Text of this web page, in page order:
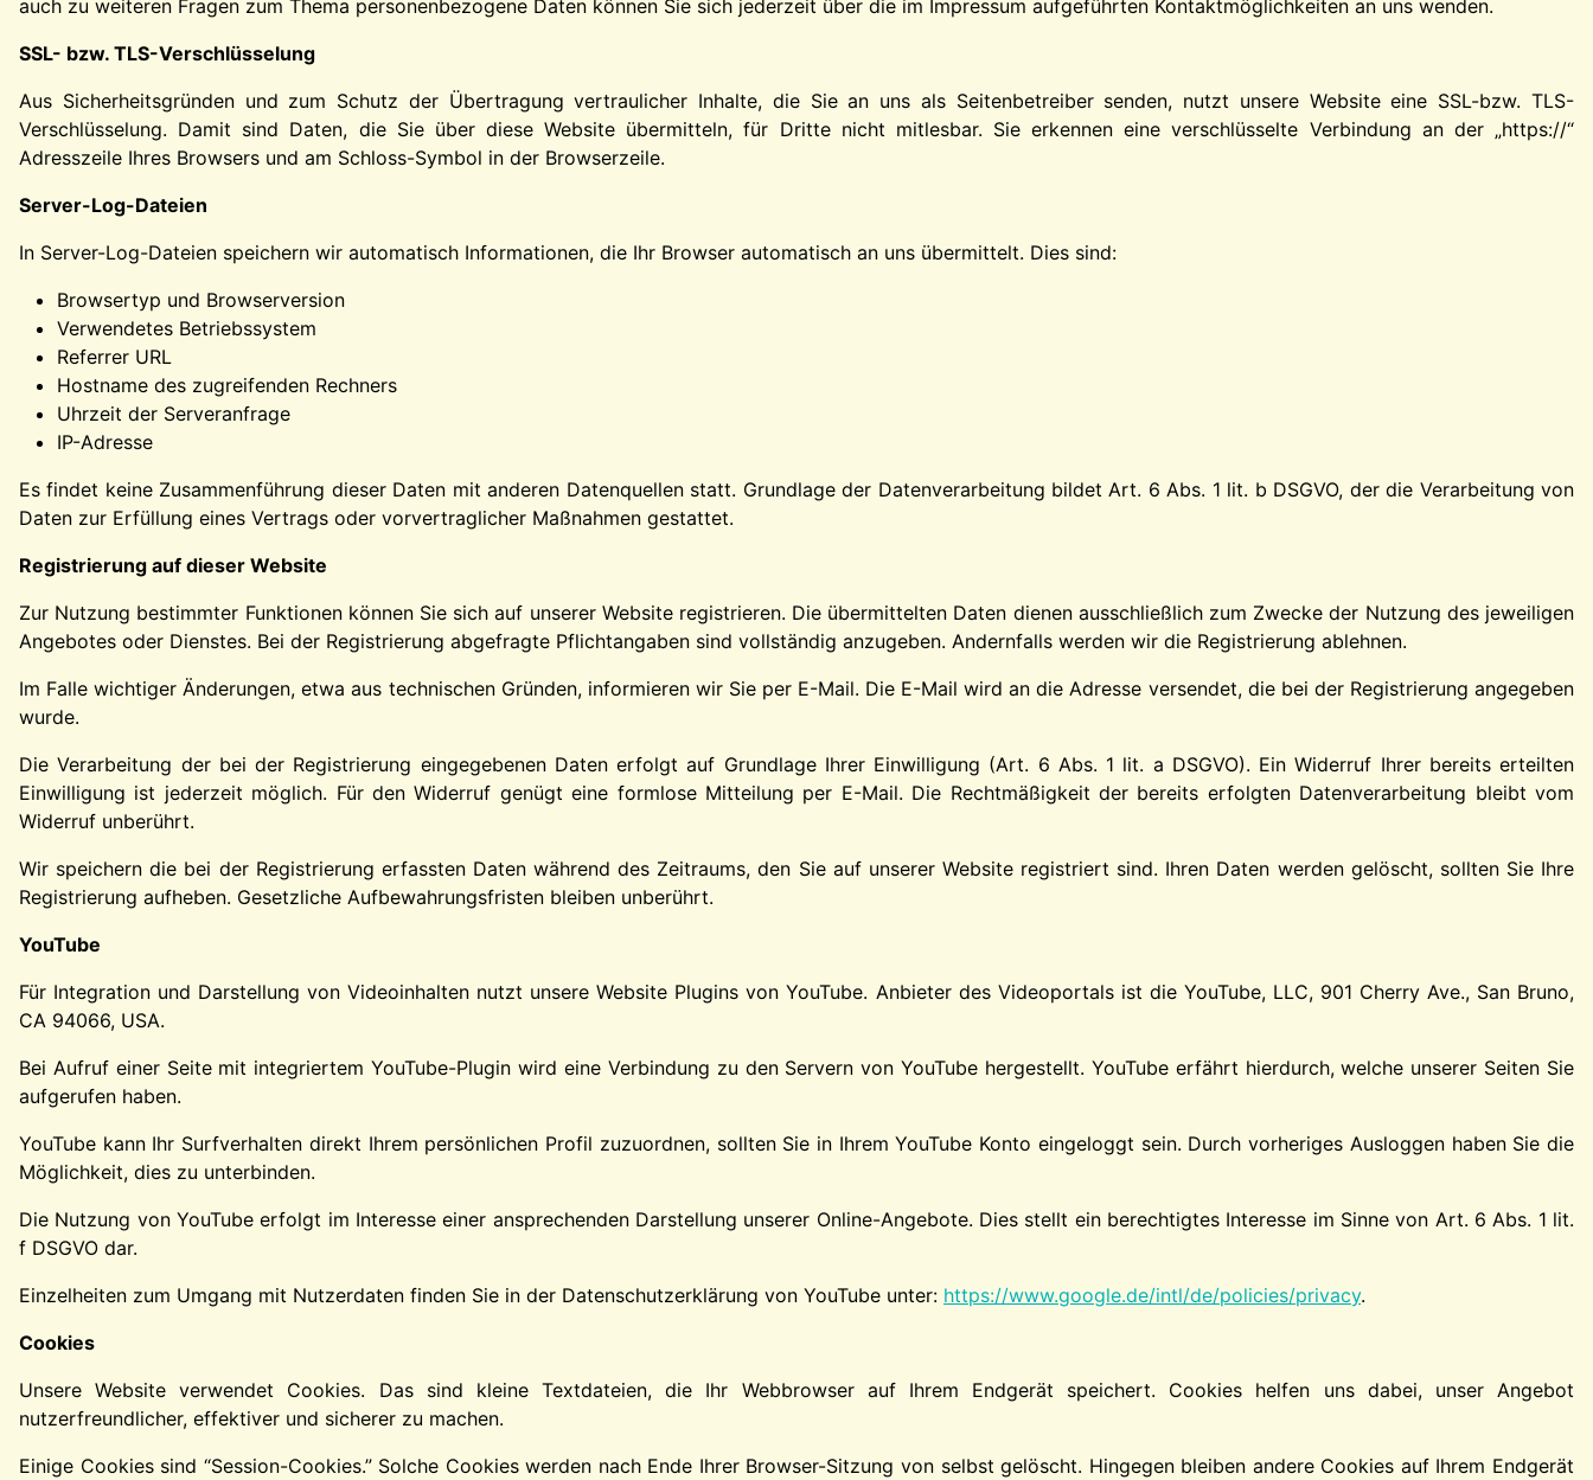
auch zu weiteren Fragen zum Thema personenbezogene Daten können Sie sich jederzeit über die im Impressum aufgeführten Kontaktmöglichkeiten an uns wenden.
SSL- bzw. TLS-Verschlüsselung
Aus Sicherheitsgründen und zum Schutz der Übertragung vertraulicher Inhalte, die Sie an uns als Seitenbetreiber senden, nutzt unsere Website eine SSL-bzw. TLS-
Verschlüsselung. Damit sind Daten, die Sie über diese Website übermitteln, für Dritte nicht mitlesbar. Sie erkennen eine verschlüsselte Verbindung an der „https://“
Adresszeile Ihres Browsers und am Schloss-Symbol in der Browserzeile.
Server-Log-Dateien
In Server-Log-Dateien speichern wir automatisch Informationen, die Ihr Browser automatisch an uns übermittelt. Dies sind:
Browsertyp und Browserversion
Verwendetes Betriebssystem
Referrer URL
Hostname des zugreifenden Rechners
Uhrzeit der Serveranfrage
IP-Adresse
Es findet keine Zusammenführung dieser Daten mit anderen Datenquellen statt. Grundlage der Datenverarbeitung bildet Art. 6 Abs. 1 lit. b DSGVO, der die Verarbeitung von
Daten zur Erfüllung eines Vertrags oder vorvertraglicher Maßnahmen gestattet.
Registrierung auf dieser Website
Zur Nutzung bestimmter Funktionen können Sie sich auf unserer Website registrieren. Die übermittelten Daten dienen ausschließlich zum Zwecke der Nutzung des jeweiligen
Angebotes oder Dienstes. Bei der Registrierung abgefragte Pflichtangaben sind vollständig anzugeben. Andernfalls werden wir die Registrierung ablehnen.
Im Falle wichtiger Änderungen, etwa aus technischen Gründen, informieren wir Sie per E-Mail. Die E-Mail wird an die Adresse versendet, die bei der Registrierung angegeben
wurde.
Die Verarbeitung der bei der Registrierung eingegebenen Daten erfolgt auf Grundlage Ihrer Einwilligung (Art. 6 Abs. 1 lit. a DSGVO). Ein Widerruf Ihrer bereits erteilten
Einwilligung ist jederzeit möglich. Für den Widerruf genügt eine formlose Mitteilung per E-Mail. Die Rechtmäßigkeit der bereits erfolgten Datenverarbeitung bleibt vom
Widerruf unberührt.
Wir speichern die bei der Registrierung erfassten Daten während des Zeitraums, den Sie auf unserer Website registriert sind. Ihren Daten werden gelöscht, sollten Sie Ihre
Registrierung aufheben. Gesetzliche Aufbewahrungsfristen bleiben unberührt.
YouTube
Für Integration und Darstellung von Videoinhalten nutzt unsere Website Plugins von YouTube. Anbieter des Videoportals ist die YouTube, LLC, 901 Cherry Ave., San Bruno,
CA 94066, USA.
Bei Aufruf einer Seite mit integriertem YouTube-Plugin wird eine Verbindung zu den Servern von YouTube hergestellt. YouTube erfährt hierdurch, welche unserer Seiten Sie
aufgerufen haben.
YouTube kann Ihr Surfverhalten direkt Ihrem persönlichen Profil zuzuordnen, sollten Sie in Ihrem YouTube Konto eingeloggt sein. Durch vorheriges Ausloggen haben Sie die
Möglichkeit, dies zu unterbinden.
Die Nutzung von YouTube erfolgt im Interesse einer ansprechenden Darstellung unserer Online-Angebote. Dies stellt ein berechtigtes Interesse im Sinne von Art. 6 Abs. 1 lit.
f DSGVO dar.
Einzelheiten zum Umgang mit Nutzerdaten finden Sie in der Datenschutzerklärung von YouTube unter: https://www.google.de/intl/de/policies/privacy.
Cookies
Unsere Website verwendet Cookies. Das sind kleine Textdateien, die Ihr Webbrowser auf Ihrem Endgerät speichert. Cookies helfen uns dabei, unser Angebot
nutzerfreundlicher, effektiver und sicherer zu machen.
Einige Cookies sind “Session-Cookies.” Solche Cookies werden nach Ende Ihrer Browser-Sitzung von selbst gelöscht. Hingegen bleiben andere Cookies auf Ihrem Endgerät